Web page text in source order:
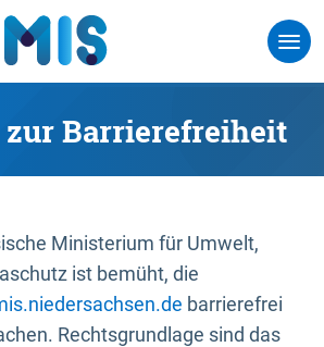
Barrierefreiheit
Ministerium für Umwelt,
ist bemüht, die
barrierefrei
Rechtsgrundlage sind das